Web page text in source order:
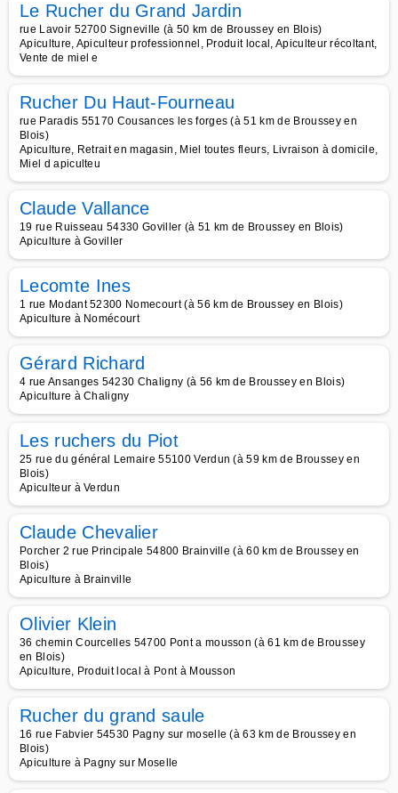
Le Rucher du Grand Jardin
rue Lavoir 52700 Signeville (à 50 km de Broussey en Blois)
Apiculture, Apiculteur professionnel, Produit local, Apiculteur récoltant,
Vente de miel e
Rucher Du Haut-Fourneau
rue Paradis 55170 Cousances les forges (à 51 km de Broussey en
Blois)
Apiculture, Retrait en magasin, Miel toutes fleurs, Livraison à domicile,
Miel d apiculteu
Claude Vallance
19 rue Ruisseau 54330 Goviller (à 51 km de Broussey en Blois)
Apiculture à Goviller
Lecomte Ines
1 rue Modant 52300 Nomecourt (à 56 km de Broussey en Blois)
Apiculture à Nomécourt
Gérard Richard
4 rue Ansanges 54230 Chaligny (à 56 km de Broussey en Blois)
Apiculture à Chaligny
Les ruchers du Piot
25 rue du général Lemaire 55100 Verdun (à 59 km de Broussey en
Blois)
Apiculteur à Verdun
Claude Chevalier
Porcher 2 rue Principale 54800 Brainville (à 60 km de Broussey en
Blois)
Apiculture à Brainville
Olivier Klein
36 chemin Courcelles 54700 Pont a mousson (à 61 km de Broussey
en Blois)
Apiculture, Produit local à Pont à Mousson
Rucher du grand saule
16 rue Fabvier 54530 Pagny sur moselle (à 63 km de Broussey en
Blois)
Apiculture à Pagny sur Moselle